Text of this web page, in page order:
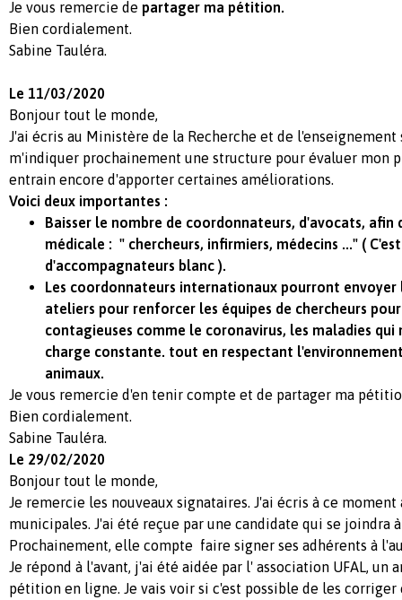
Je vous remercie de partager ma pétition.
Bien cordialement.
Sabine Tauléra.
Le 11/03/2020
Bonjour tout le monde,
J'ai écris au Ministère de la Recherche et de l'enseignement
m'indiquer prochainement une structure pour évaluer mon
entrain encore d'apporter certaines améliorations.
Voici deux importantes :
Baisser le nombre de coordonnateurs, d'avocats, afin
médicale : " chercheurs, infirmiers, médecins ..." (
d'accompagnateurs blanc ).
Les coordonnateurs internationaux pourront envoyer
ateliers pour renforcer les équipes de chercheurs
contagieuses comme le coronavirus, les maladies qui
charge constante. tout en respectant
animaux.
Je vous remercie d'en tenir compte et de partager ma
Bien cordialement.
Sabine Tauléra.
Le 29/02/2020
Bonjour tout le monde,
Je remercie les nouveaux signataires. J'ai écris à ce moment
municipales. J'ai été reçue par une candidate qui se joindra
Prochainement, elle compte faire signer ses adhérents à
Je répond à l'avant, j'ai été aidée par l' association UFAL, un
pétition en ligne. Je vais voir si c'est possible de les